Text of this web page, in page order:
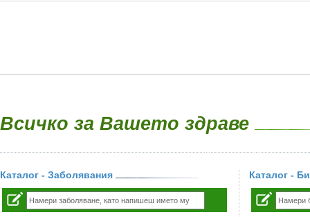
Всичко за Вашето здраве
Каталог - Заболявания Каталог -